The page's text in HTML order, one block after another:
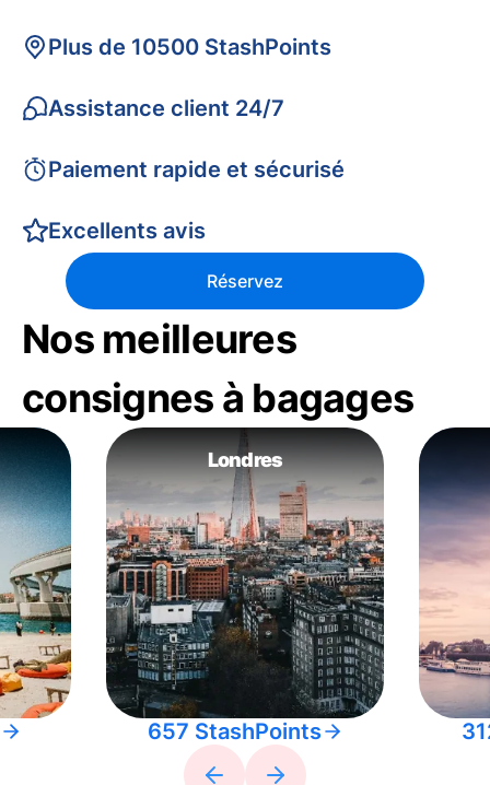
Plus de 10500 StashPoints
Assistance client 24/7
Paiement rapide et sécurisé
Excellents avis
Réservez
Nos meilleures
consignes à bagages
Londres
657 StashPoints